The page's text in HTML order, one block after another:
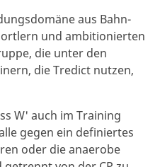
aus Bahn-
und ambitionierten
die unter den
die Tredict nutzen,
W' auch im Training
gegen ein definiertes
oder die anaerobe